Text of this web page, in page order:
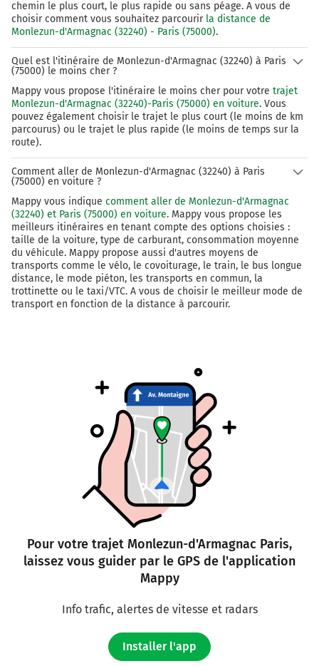
A1
LILLE
PARIS
MASSY-CENTRE
Sortir et rejoindre A10. Continuer sur 220 mètres
LILLE
METZ-NANCY
RUNGIS
ORLY
PARIS
LONGJUMEAU
703 km
Prendre à gauche et rejoindre A10 E5 E50.
703 km
Prendre à gauche et rejoindre A6a. Continuer sur
6,2 kilomètres
A6a
E05
VILLEJUIF
PARIS
ARCUEIL
L'Aquitaine
Autoroute du Soleil
4,3 kilomètres
A6b
METZ-NANCY
713 km
chemin le plus court, le plus rapide ou sans péage. A vous de
choisir comment vous souhaitez parcourir la distance de
Monlezun-d'Armagnac (32240) - Paris (75000).
Quel est l'itinéraire de Monlezun-d'Armagnac (32240) à Paris
(75000) le moins cher ?
Mappy vous propose l'itinéraire le moins cher pour votre trajet
Monlezun-d'Armagnac (32240)-Paris (75000) en voiture. Vous
pouvez également choisir le trajet le plus court (le moins de km
parcourus) ou le trajet le plus rapide (le moins de temps sur la
route).
Comment aller de Monlezun-d'Armagnac (32240) à Paris
(75000) en voiture ?
Mappy vous indique comment aller de Monlezun-d'Armagnac
(32240) et Paris (75000) en voiture. Mappy vous propose les
meilleurs itinéraires en tenant compte des options choisies :
taille de la voiture, type de carburant, consommation moyenne
du véhicule. Mappy propose aussi d'autres moyens de
transports comme le vélo, le covoiturage, le train, le bus longue
distance, le mode piéton, les transports en commun, la
trottinette ou le taxi/VTC. A vous de choisir le meilleur mode de
transport en fonction de la distance à parcourir.
Pour votre trajet Monlezun-d'Armagnac Paris,
laissez vous guider par le GPS de l'application
Mappy
Info trafic, alertes de vitesse et radars
Installer l'app